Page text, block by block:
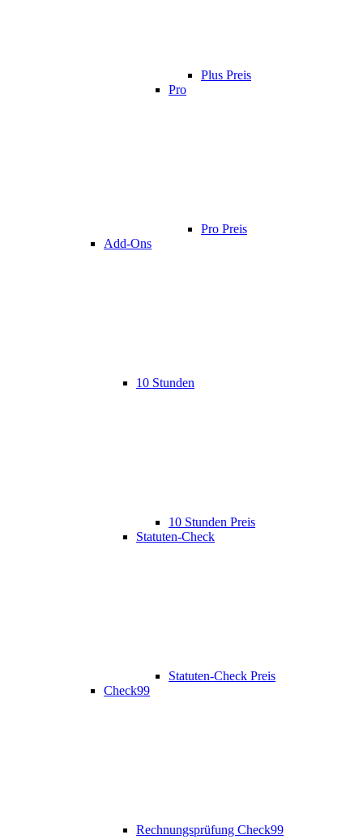
Plus Preis
Pro
Pro Preis
Add-Ons
10 Stunden
10 Stunden Preis
Statuten-Check
Statuten-Check Preis
Check99
Rechnungsprüfung Check99